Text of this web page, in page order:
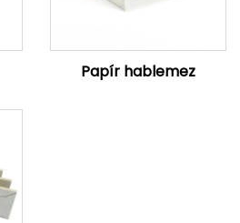
Papír hablemez